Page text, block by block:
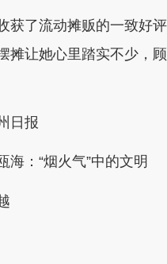
流动摊贩的一致好评
摊让她心里踏实不少，
日报
海：“烟火气”中的文明